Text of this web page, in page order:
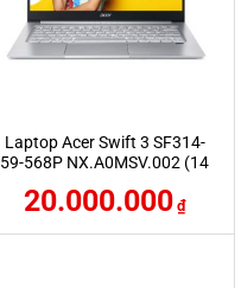
Laptop Acer Swift 3 SF314-
59-568P NX.A0MSV.002 (14
8GB | SSD 1TB | Win 10 |
20.000.000 ₫